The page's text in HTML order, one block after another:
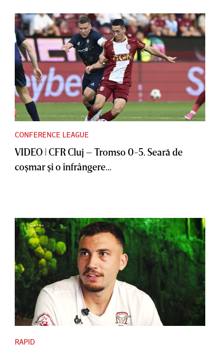
CONFERENCE LEAGUE
VIDEO | CFR Cluj – Tromso 0-5. Seară de
coşmar şi o înfrângere...
RAPID